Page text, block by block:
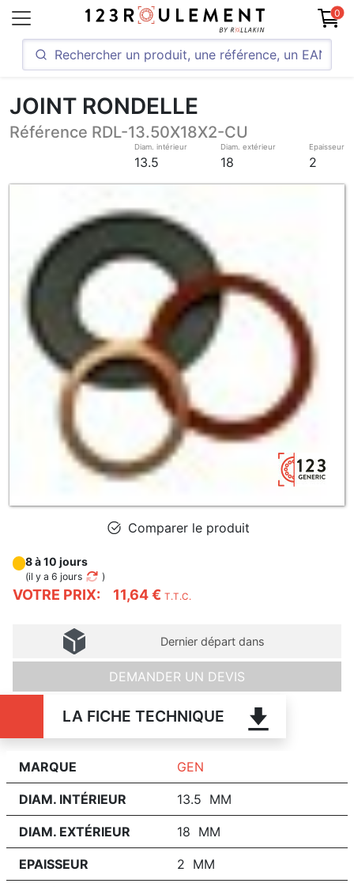
0
JOINT RONDELLE
Référence RDL-13.50X18X2-CU
Diam. intérieur
13.5
Diam. extérieur
18
Epaisseur
2
Comparer le produit
VOTRE PRIX: 11,64 € T.T.C.
8 à 10 jours
(il y a 6 jours )
Dernier départ dans
DEMANDER UN DEVIS
LA FICHE TECHNIQUE
MARQUE GEN
DIAM. INTÉRIEUR 13.5 MM
DIAM. EXTÉRIEUR 18 MM
EPAISSEUR 2 MM